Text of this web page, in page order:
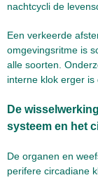
nachtcycli de
Een verkeerde
omgevingsritme is
alle soorten.
interne klok erger
De
systeem en het
De organen en
perifere circadiane